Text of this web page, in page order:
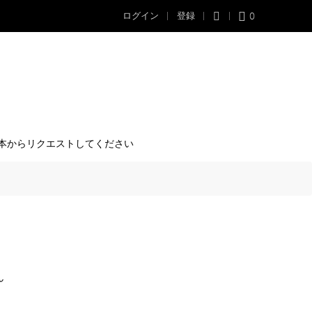
ログイン 登録 0
からリクエストしてください